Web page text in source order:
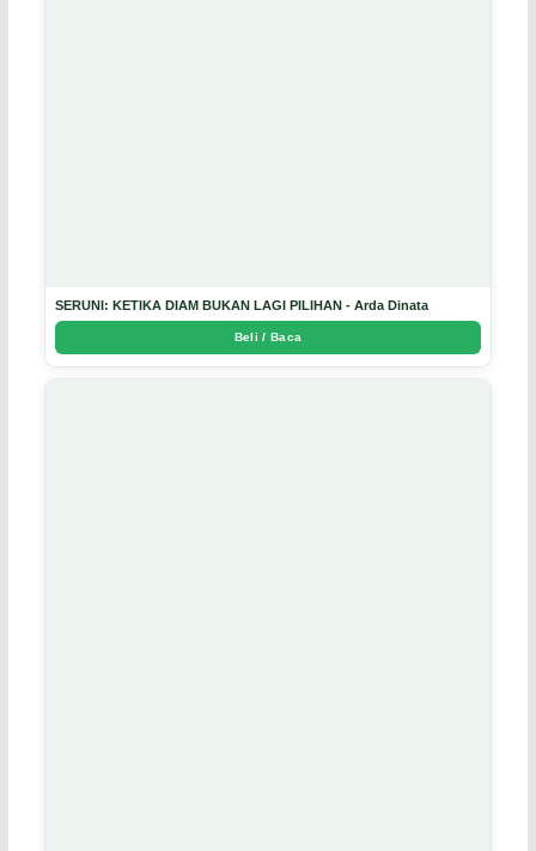
SERUNI: KETIKA DIAM BUKAN LAGI PILIHAN - Arda Dinata
Beli / Baca